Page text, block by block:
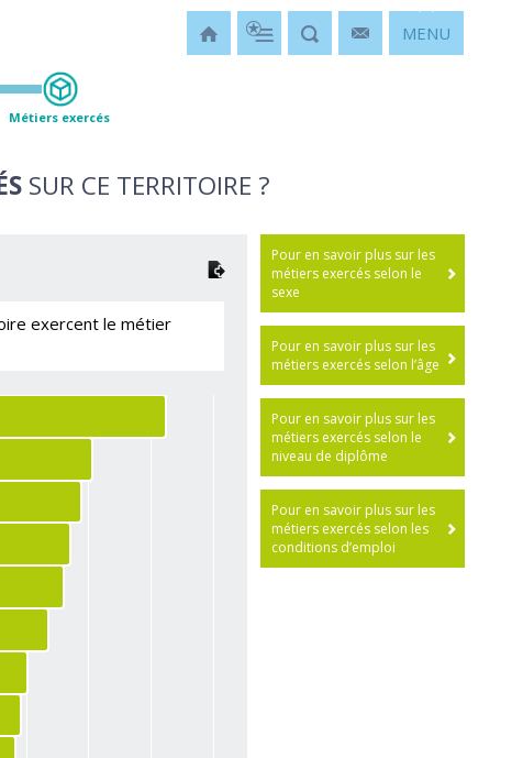
MENU
Métiers exercés
SUR CE TERRITOIRE ?
exercent le métier
Pour en savoir plus sur les
métiers exercés selon le
sexe
Pour en savoir plus sur les
métiers exercés selon l’âge
Pour en savoir plus sur les
métiers exercés selon le
niveau de diplôme
Pour en savoir plus sur les
métiers exercés selon les
conditions d’emploi